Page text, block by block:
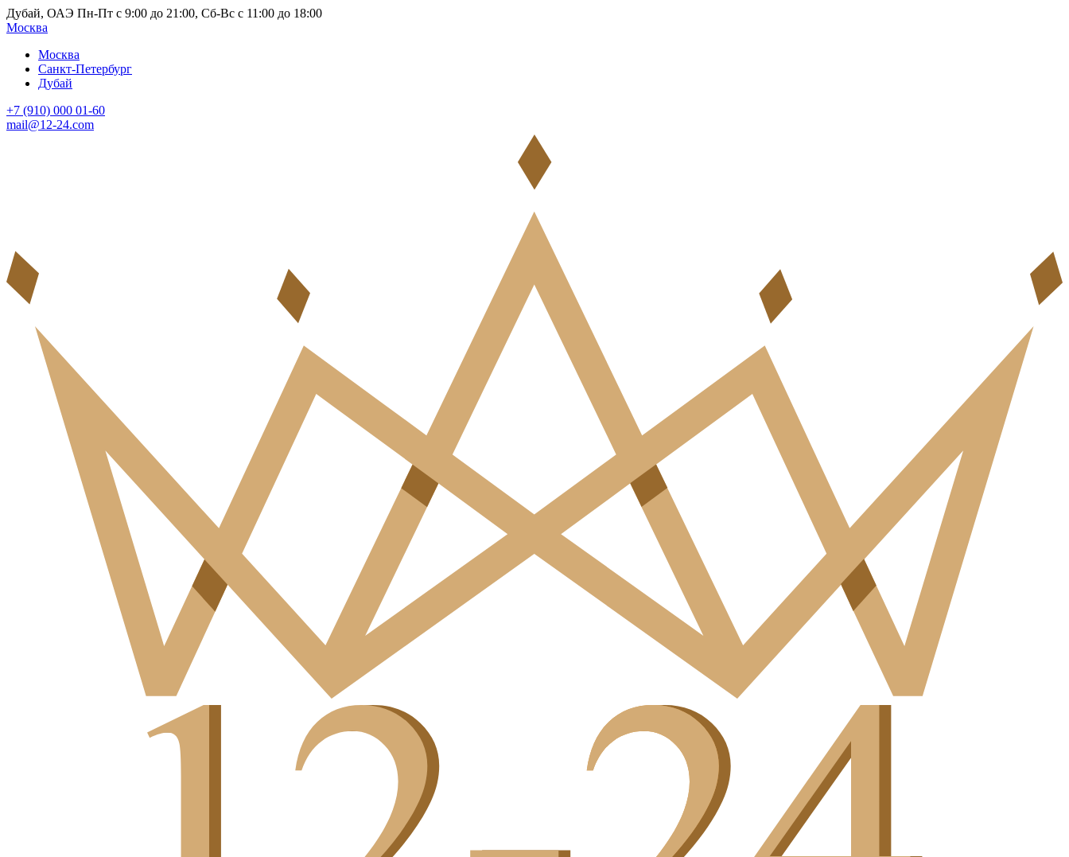
Дубай, ОАЭ Пн-Пт с 9:00 до 21:00, Сб-Вс с 11:00 до 18:00
Москва
Москва
Санкт-Петербург
Дубай
+7 (910) 000 01-60
mail@12-24.com